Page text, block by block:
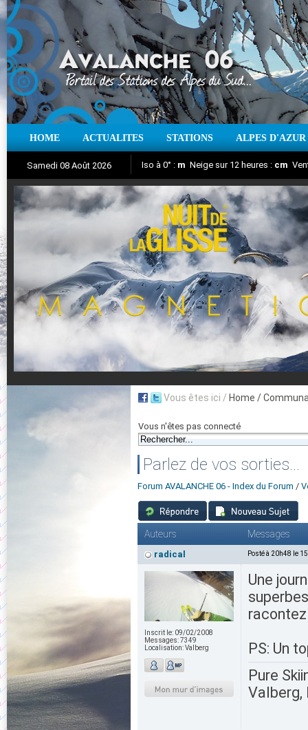
HOME ACTUALITES STATIONS ALPES D'AZUR
Samedi 08 Août 2026
Aujourd'hui : T° Min : °C T° Max :°C
Iso à 0° : m Neige sur 12 heures : cm
Suivez en direct l'actualité des stations
Nuit de la Glisse 2018
Vous êtes ici / Home /
Vous n'êtes pas connecté
Parlez de vos sorties...
Forum AVALANCHE 06 - Index du Forum /
Auteurs Messages
radical Posté à 20h48 le
Inscrit le: 09/02/2008
Messages:7349
Localisation:Valberg
Une
PS: Un
Pure
Valberg,